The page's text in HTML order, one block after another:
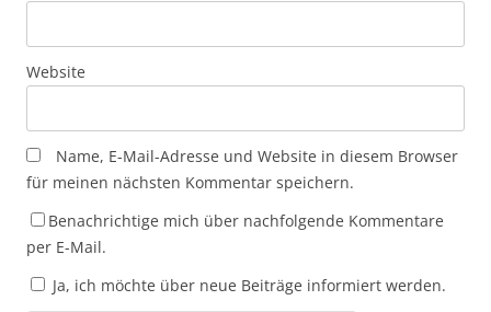
Website
Name, E-Mail-Adresse und Website in diesem Browser
für meinen nächsten Kommentar speichern.
Benachrichtige mich über nachfolgende Kommentare
per E-Mail.
Ja, ich möchte über neue Beiträge informiert werden.